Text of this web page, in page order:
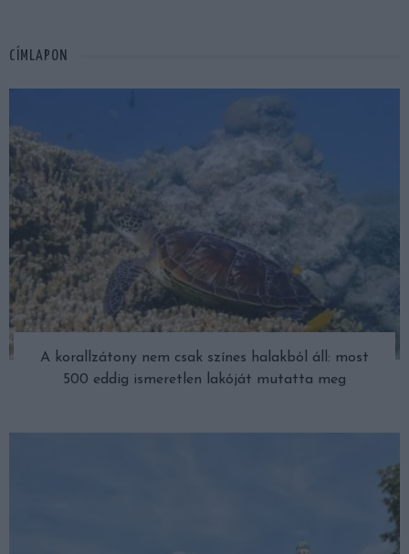
CÍMLAPON
A korallzátony nem csak színes halakból áll: most
500 eddig ismeretlen lakóját mutatta meg